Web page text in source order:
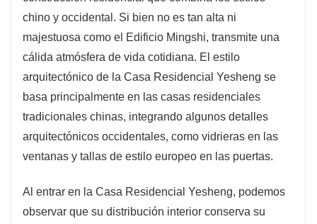
chino y occidental. Si bien no es tan alta ni
majestuosa como el Edificio Mingshi, transmite una
cálida atmósfera de vida cotidiana. El estilo
arquitectónico de la Casa Residencial Yesheng se
basa principalmente en las casas residenciales
tradicionales chinas, integrando algunos detalles
arquitectónicos occidentales, como vidrieras en las
ventanas y tallas de estilo europeo en las puertas.
Al entrar en la Casa Residencial Yesheng, podemos
observar que su distribución interior conserva su